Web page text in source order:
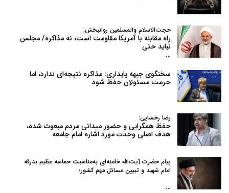
حجت‌الاسلام والمسلمین روانبخش:
راه مقابله با آمریکا مقاومت است، نه مذاکره/ مجلس
نباید حتی
…
سخنگوی جبهه پایداری: مذاکره نتیجه‌ای ندارد، اما
حرمت مسئولان حفظ شود
رضا رخسایی:
حفظ همگرایی و حضور میدانی مردم مبعوث شده،
هدف اصلی وحدت مورد اشاره امام جامعه
پیام حضرت آیت‌الله خامنه‌ای به‌مناسبت حماسه عظیم بدرقه
امام شهید و تبیین مسائل مهم کشور؛
…